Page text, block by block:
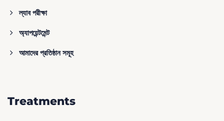
ল্যাব পরীক্ষা
অ্যাপয়েন্টমেন্ট
আমাদের প্রতিষ্ঠান সমূহ
Treatments